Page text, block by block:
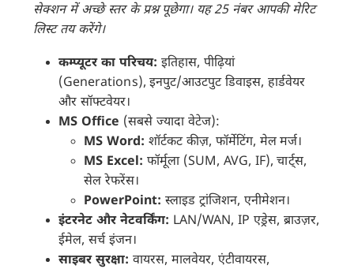
सेक्शन में अच्छे स्तर के प्रश्न पूछेगा। यह 25 नंबर आपकी मेरिट
लिस्ट तय करेंगे।
कम्प्यूटर का परिचय: इतिहास, पीढ़ियां
(Generations), इनपुट/आउटपुट डिवाइस, हार्डवेयर
और सॉफ्टवेयर।
MS Office (सबसे ज्यादा वेटेज):
MS Word: शॉर्टकट कीज़, फॉर्मेटिंग, मेल मर्ज।
MS Excel: फॉर्मूला (SUM, AVG, IF), चार्ट्स,
सेल रेफरेंस।
PowerPoint: स्लाइड ट्रांजिशन, एनीमेशन।
इंटरनेट और नेटवर्किंग: LAN/WAN, IP एड्रेस, ब्राउज़र,
ईमेल, सर्च इंजन।
साइबर सुरक्षा: वायरस, मालवेयर, एंटीवायरस,